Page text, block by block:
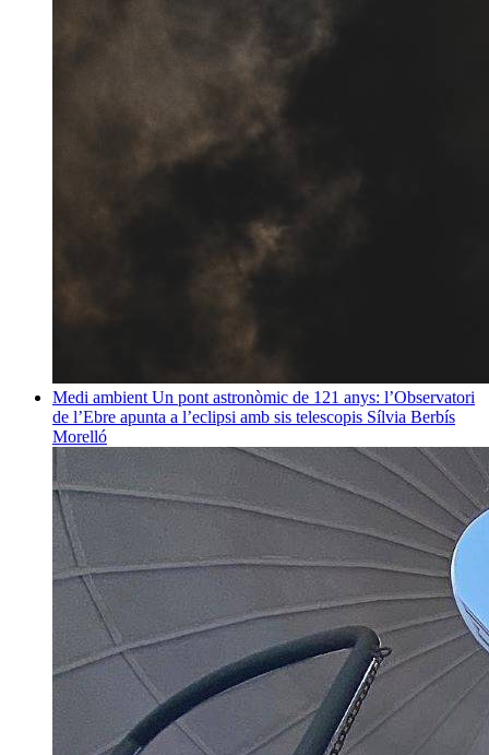
Medi ambient Un pont astronòmic de 121 anys: l’Observatori
de l’Ebre apunta a l’eclipsi amb sis telescopis Sílvia Berbís
Morelló